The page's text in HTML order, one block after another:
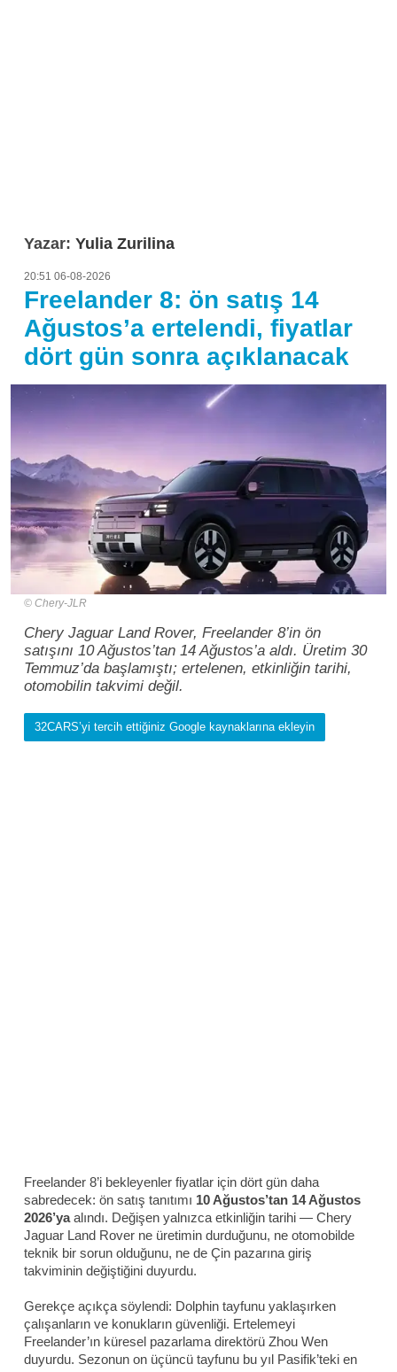
Yazar: Yulia Zurilina
20:51 06-08-2026
Freelander 8: ön satış 14
Ağustos’a ertelendi, fiyatlar
dört gün sonra açıklanacak
Chery-JLR
Chery Jaguar Land Rover, Freelander 8’in ön
satışını 10 Ağustos’tan 14 Ağustos’a aldı. Üretim 30
Temmuz’da başlamıştı; ertelenen, etkinliğin tarihi,
otomobilin takvimi değil.
32CARS’yi tercih ettiğiniz Google kaynaklarına ekleyin
Freelander 8’i bekleyenler fiyatlar için dört gün daha
sabredecek: ön satış tanıtımı 10 Ağustos’tan 14 Ağustos
2026’yaalındı. Değişen yalnızca etkinliğin tarihi — Chery
Jaguar Land Rover ne üretimin durduğunu, ne otomobilde
teknik bir sorun olduğunu, ne de Çin pazarına giriş
takviminin değiştiğini duyurdu.
Gerekçe açıkça söylendi: Dolphin tayfunu yaklaşırken
çalışanların ve konukların güvenliği. Ertelemeyi
Freelander’ın küresel pazarlama direktörü Zhou Wen
duyurdu. Sezonun on üçüncü tayfunu bu yıl Pasifik’teki en